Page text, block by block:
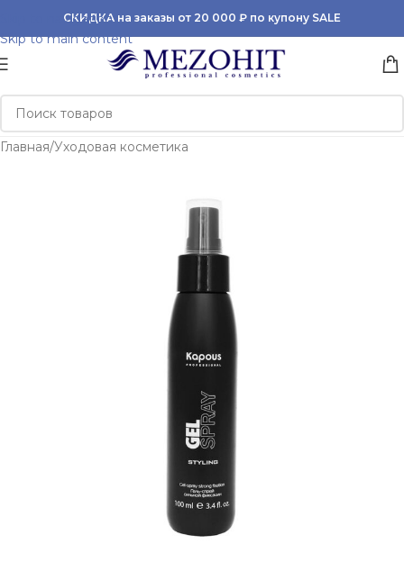
Skip to navigation
Skip to main content
СКИДКА на заказы от 20 000 ₽ по купону SALE
Главная/Уходовая косметика